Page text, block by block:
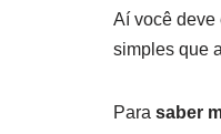
Aí você deve
simples que
Para saber